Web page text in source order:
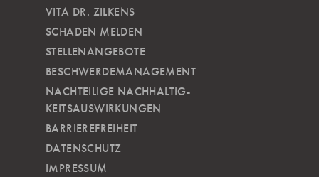
VITA DR. ZILKENS
SCHADEN MELDEN
STELLENANGEBOTE
BESCHWERDEMANAGEMENT
NACHTEILIGE NACH­HALTIG­
KEITSAUSWIRKUNGEN
BARRIEREFREIHEIT
DATENSCHUTZ
IMPRESSUM